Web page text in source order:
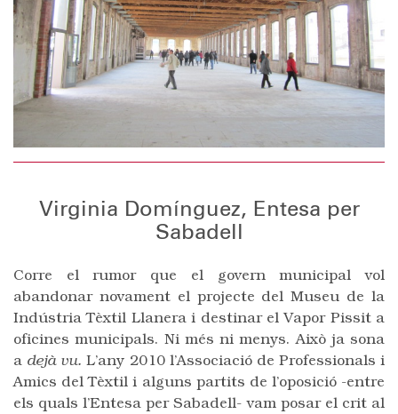
Virginia Domínguez, Entesa per
Sabadell
Corre el rumor que el govern municipal vol
abandonar novament el projecte del Museu de la
Indústria Tèxtil Llanera i destinar el Vapor Pissit a
oficines municipals. Ni més ni menys. Això ja sona
a dejà vu.L’any 2010 l’Associació de Professionals i
Amics del Tèxtil i alguns partits de l’oposició -entre
els quals l’Entesa per Sabadell- vam posar el crit al